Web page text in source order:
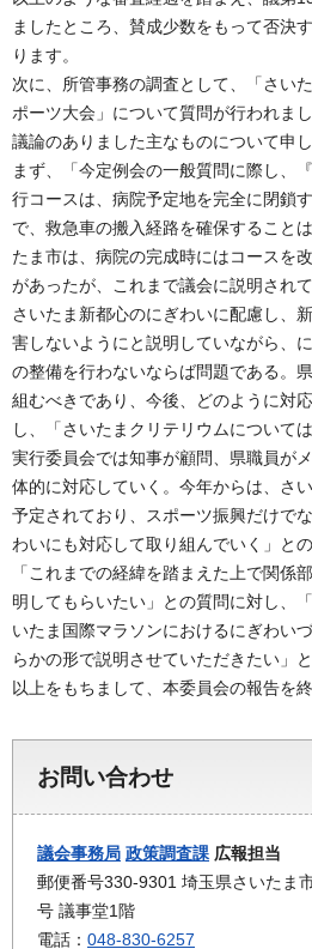
ましたところ、賛成少数をもって否決
ります。
次に、所管事務の調査として、「さい
ポーツ大会」について質問が行われまし
議論のありました主なものについて申し
まず、「今定例会の一般質問に際し、
行コースは、病院予定地を完全に閉鎖
で、救急車の搬入経路を確保すること
たま市は、病院の完成時にはコースを
があったが、これまで議会に説明され
さいたま新都心のにぎわいに配慮し、
害しないようにと説明していながら、
の整備を行わないならば問題である。
組むべきであり、今後、どのように対
し、「さいたまクリテリウムについて
実行委員会では知事が顧問、県職員が
体的に対応していく。今年からは、さ
予定されており、スポーツ振興だけで
わいにも対応して取り組んでいく」と
「これまでの経緯を踏まえた上で関係
明してもらいたい」との質問に対し、
いたま国際マラソンにおけるにぎわい
らかの形で説明させていただきたい」
以上をもちまして、本委員会の報告を終
お問い合わせ
議会事務局 政策調査課 広報担当
郵便番号330-9301 埼玉県さいたま
号 議事堂1階
電話： 048-830-6257